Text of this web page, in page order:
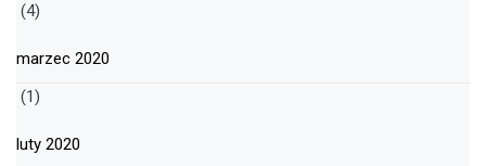
(4)
marzec 2020
(1)
luty 2020